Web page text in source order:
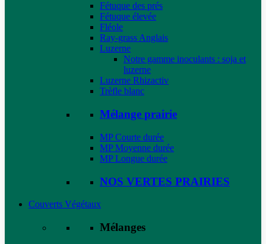
Fétuque des prés
Fétuque élevée
Fléole
Ray-grass Anglais
Luzerne
Notre gamme inoculants : soja et
luzerne
Luzerne Rhizactiv
Trèfle blanc
Mélange prairie
MP Courte durée
MP Moyenne durée
MP Longue durée
NOS VERTES PRAIRIES
Couverts Végétaux
Mélanges